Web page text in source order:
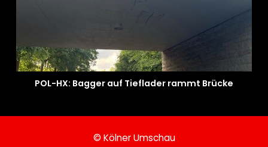
POL-HX: Bagger auf Tieflader rammt Brücke
© Kölner Umschau